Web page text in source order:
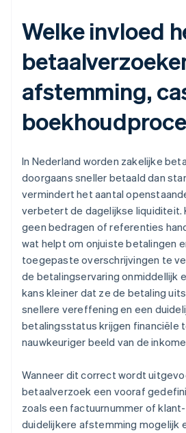
Welke invloed
afstemming,
In Nederland worden zakelijke
doorgaans sneller betaald dan
vermindert het aantal
verbetert de dagelijkse liquiditeit.
geen bedragen of referenties
wat helpt om onjuiste betalingen
toegepaste overschrijvingen te
de betalingservaring onmiddellijk
kans kleiner dat ze de betaling
snellere vereffening en een
betalingsstatus krijgen financiële
nauwkeuriger beeld van de
Wanneer dit correct wordt
betaalverzoek een vooraf
zoals een factuurnummer of
duidelijkere afstemming mogelijk